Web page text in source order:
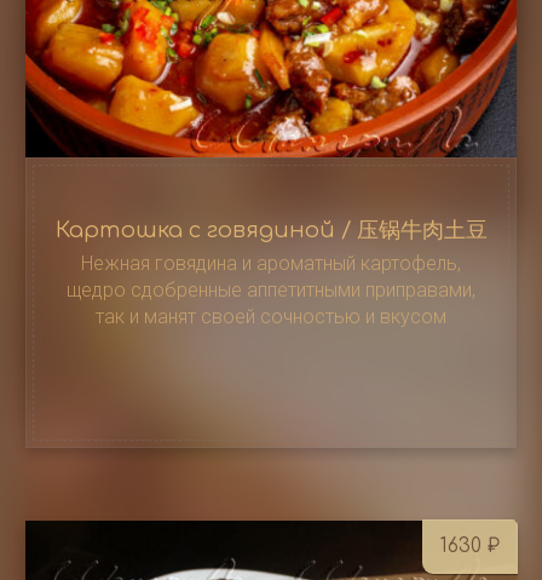
Картошка с говядиной / 压锅牛肉土豆
Нежная говядина и ароматный картофель,
щедро сдобренные аппетитными приправами,
так и манят своей сочностью и вкусом
1630 ₽